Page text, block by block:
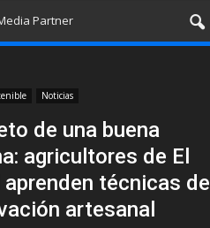
Partner
Noticias
de una buena
agricultores de El
técnicas de
artesanal